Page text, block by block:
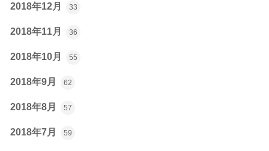
2018年12月 33
2018年11月 36
2018年10月 55
2018年9月 62
2018年8月 57
2018年7月 59